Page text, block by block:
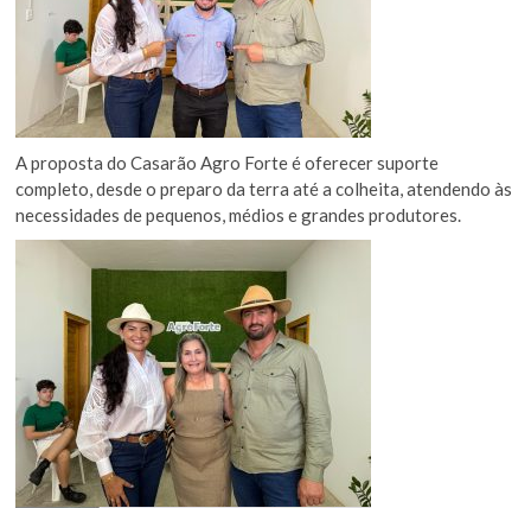
A proposta do Casarão Agro Forte é oferecer suporte
completo, desde o preparo da terra até a colheita, atendendo às
necessidades de pequenos, médios e grandes produtores.